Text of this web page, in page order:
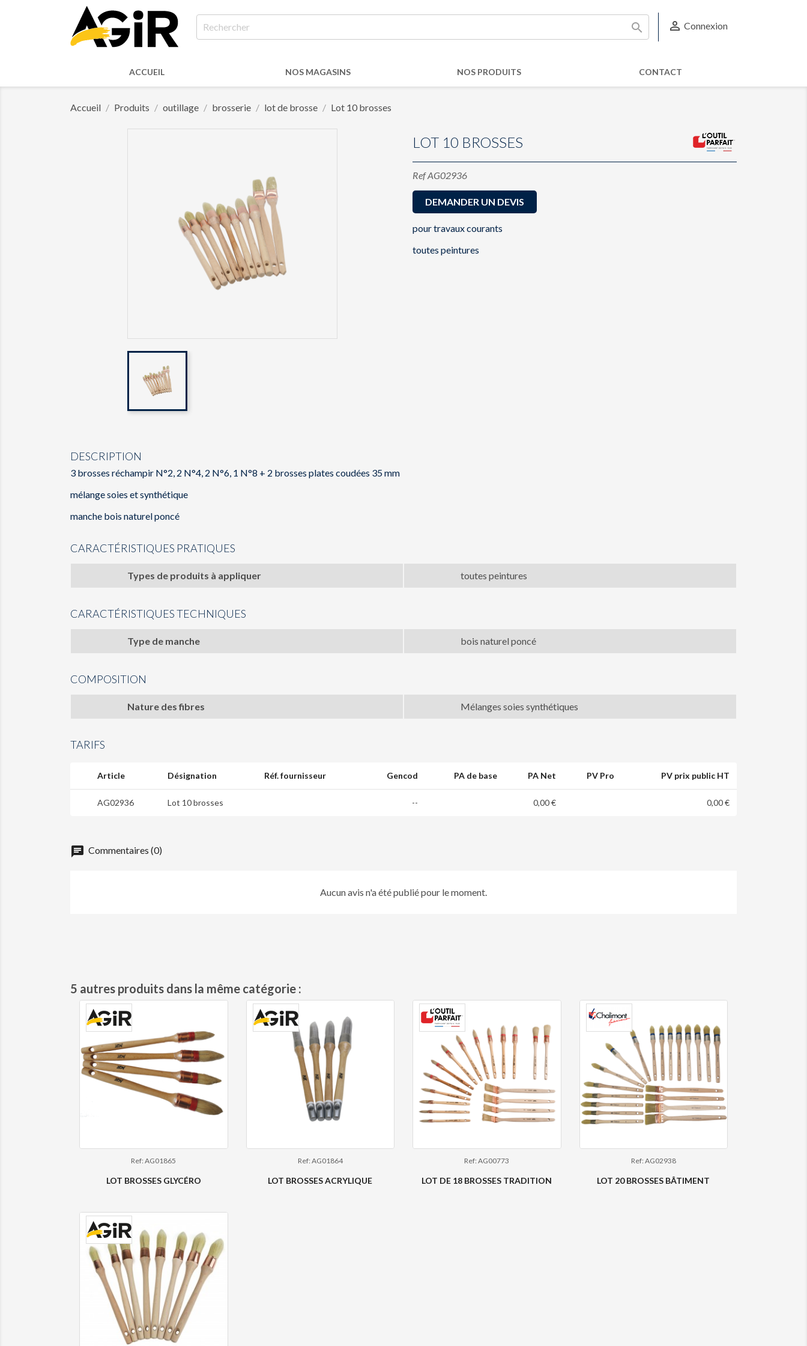
  Connexion
ACCUEIL NOS MAGASINS NOS PRODUITS CONTACT
Accueil Produits outillage brosserie lot de brosse Lot 10 brosses
LOT 10 BROSSES
RefAG02936
DEMANDER UN DEVIS
pour travaux courants
toutes peintures
DESCRIPTION
3 brosses réchampir N°2, 2 N°4, 2 N°6, 1 N°8 + 2 brosses plates coudées 35 mm
mélange soies et synthétique
manche bois naturel poncé
CARACTÉRISTIQUES PRATIQUES
Types de produits à appliquer toutes peintures
CARACTÉRISTIQUES TECHNIQUES
Type de manche bois naturel poncé
COMPOSITION
Nature des fibres Mélanges soies synthétiques
TARIFS
Article Désignation Réf. fournisseur Gencod PA de base PA Net PV Pro PV prix public HT
AG02936 Lot 10 brosses -- 0,00 € 0,00 €
chat Commentaires (0)
Aucun avis n'a été publié pour le moment.
5 autres produits dans la même catégorie :
Ref: AG01865
LOT BROSSES GLYCÉRO
Ref: AG01864
LOT BROSSES ACRYLIQUE
Ref: AG00773
LOT DE 18 BROSSES TRADITION
Ref: AG02938
LOT 20 BROSSES BÂTIMENT